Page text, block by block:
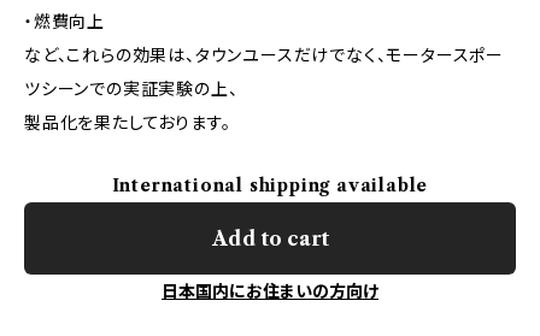
・燃費向上
など、これらの効果は、タウンユースだけでなく、モータースポー
ツシーンでの実証実験の上、
製品化を果たしております。
International shipping available
Add to cart
日本国内にお住まいの方向け